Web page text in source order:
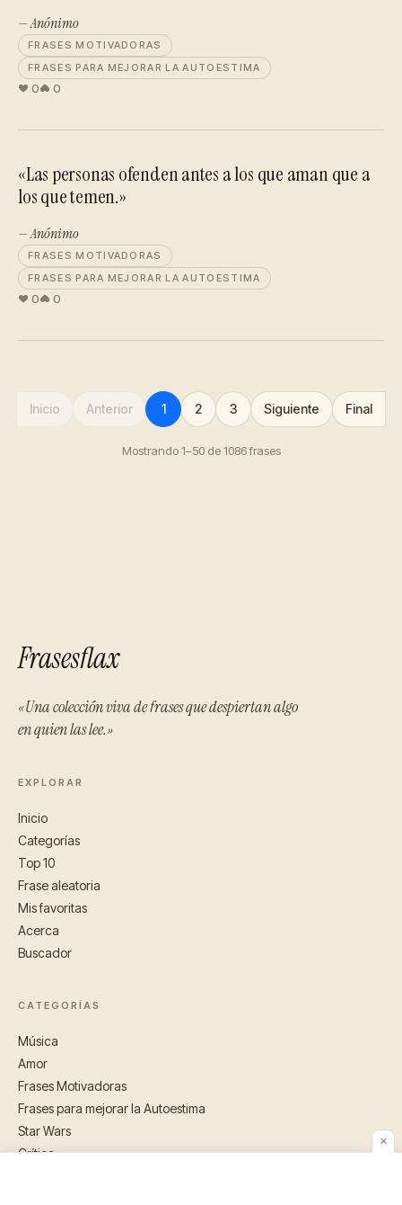
— Anónimo
FRASES MOTIVADORAS
FRASES PARA MEJORAR LA AUTOESTIMA
0 0
«Las personas ofenden antes a los que aman que a
los que temen.»
— Anónimo
FRASES MOTIVADORAS
FRASES PARA MEJORAR LA AUTOESTIMA
0 0
Inicio Anterior 1 2 3 Siguiente Final
Mostrando 1–50 de 1086 frases
Frasesflax
«Una colección viva de frases que despiertan algo
en quien las lee.»
EXPLORAR
Inicio
Categorías
Top 10
Frase aleatoria
Mis favoritas
Acerca
Buscador
CATEGORÍAS
Música
Amor
Frases Motivadoras
Frases para mejorar la Autoestima
Star Wars
Crítica
✕